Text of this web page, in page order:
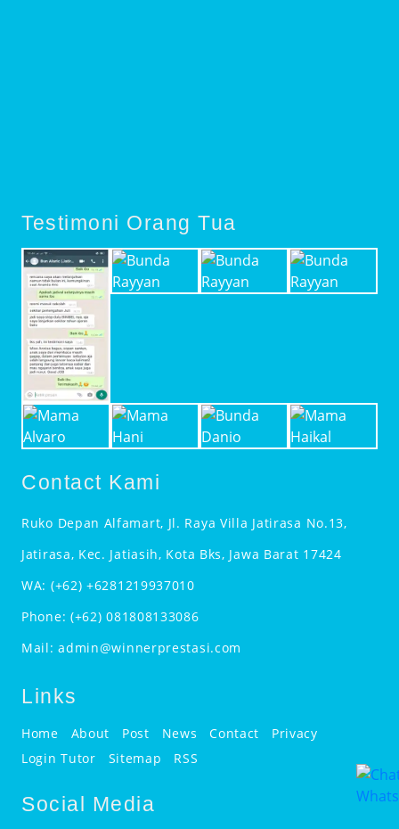
Testimoni Orang Tua
Contact Kami
Ruko Depan Alfamart, Jl. Raya Villa Jatirasa No.13,
Jatirasa, Kec. Jatiasih, Kota Bks, Jawa Barat 17424
WA: (+62) +6281219937010
Phone: (+62) 081808133086
Mail:admin@winnerprestasi.com
Links
Home About Post News Contact
Privacy
Login Tutor
Sitemap RSS
Social Media